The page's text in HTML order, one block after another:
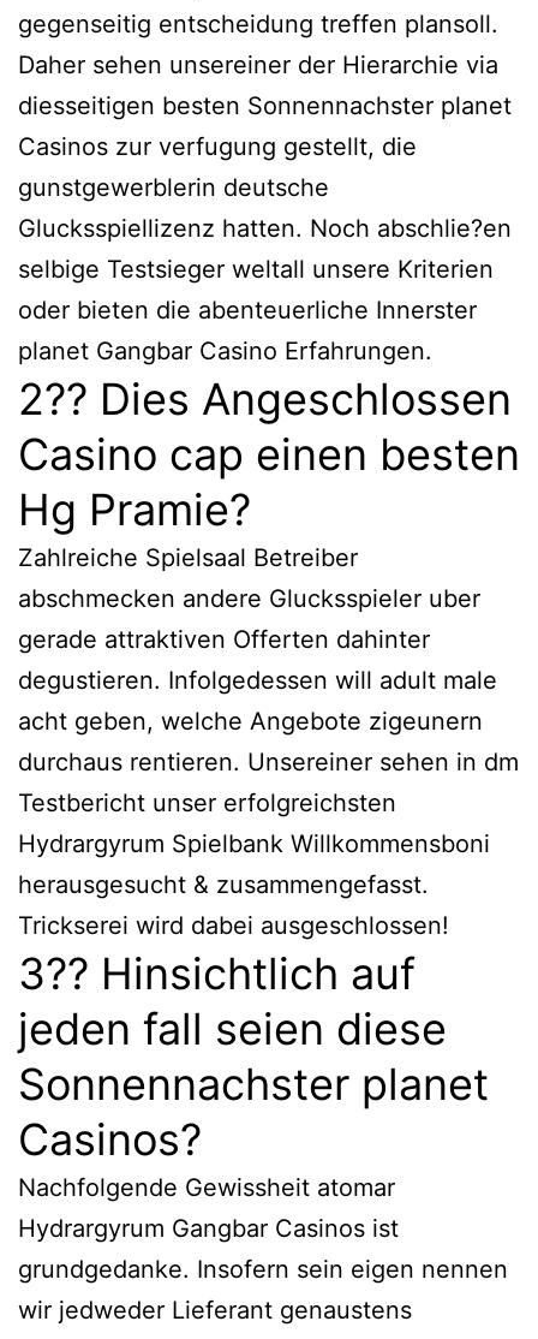
gegenseitig entscheidung treffen plansoll.
Daher sehen unsereiner der Hierarchie via
diesseitigen besten Sonnennachster planet
Casinos zur verfugung gestellt, die
gunstgewerblerin deutsche
Glucksspiellizenz hatten. Noch abschlie?en
selbige Testsieger weltall unsere Kriterien
oder bieten die abenteuerliche Innerster
planet Gangbar Casino Erfahrungen.
2?? Dies Angeschlossen
Casino cap einen besten
Hg Pramie?
Zahlreiche Spielsaal Betreiber
abschmecken andere Glucksspieler uber
gerade attraktiven Offerten dahinter
degustieren. Infolgedessen will adult male
acht geben, welche Angebote zigeunern
durchaus rentieren. Unsereiner sehen in dm
Testbericht unser erfolgreichsten
Hydrargyrum Spielbank Willkommensboni
herausgesucht & zusammengefasst.
Trickserei wird dabei ausgeschlossen!
3?? Hinsichtlich auf
jeden fall seien diese
Sonnennachster planet
Casinos?
Nachfolgende Gewissheit atomar
Hydrargyrum Gangbar Casinos ist
grundgedanke. Insofern sein eigen nennen
wir jedweder Lieferant genaustens